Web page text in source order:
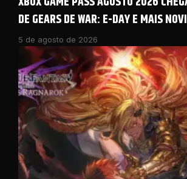
DE GEARS DE WAR: E-DAY E MAIS
5 de agosto de 2026